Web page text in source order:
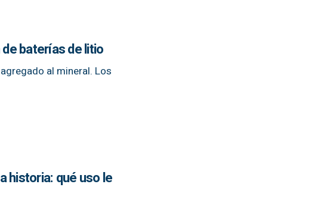
baterías de litio
al mineral. Los
historia: qué uso le